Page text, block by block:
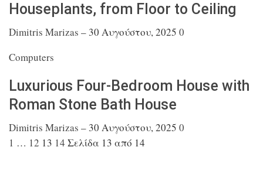
Houseplants, from Floor to Ceiling
Dimitris Marizas – 30 Αυγούστου, 2025 0
Computers
Luxurious Four-Bedroom House with
Roman Stone Bath House
Dimitris Marizas – 30 Αυγούστου, 2025 0
1 … 12 13 14 Σελίδα 13 από 14